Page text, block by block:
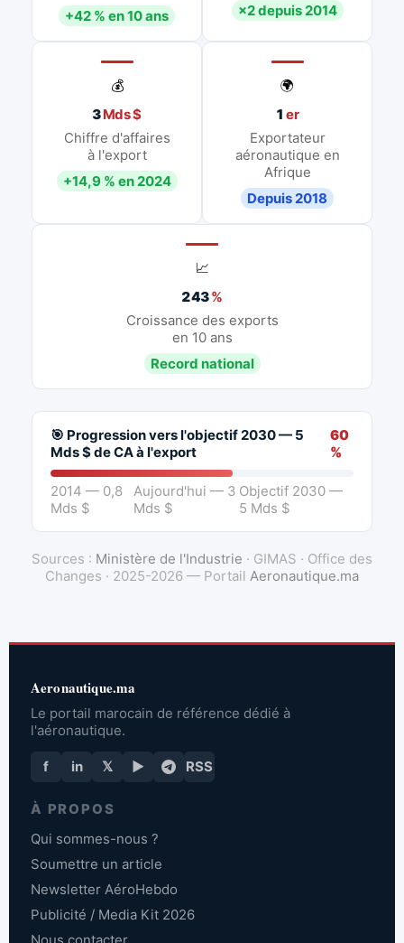
+42 % en 10 ans
×2 depuis 2014
💰
3Mds $
Chiffre d'affaires
à l'export
+14,9 % en 2024
🌍
1 er
Exportateur
aéronautique en
Afrique
Depuis 2018
📈
243%
Croissance des exports
en 10 ans
Record national
🎯 Progression vers l'objectif 2030 — 5
Mds $ de CA à l'export
60
%
2014 — 0,8
Mds $
Aujourd'hui — 3
Mds $
Objectif 2030 —
5 Mds $
Sources : Ministère de l'Industrie · GIMAS · Office des
Changes · 2025-2026 — Portail Aeronautique.ma
Aeronautique.ma
Le portail marocain de référence dédié à
l'aéronautique.
f in 𝕏 ▶ RSS
À PROPOS
Qui sommes-nous ?
Soumettre un article
Newsletter AéroHebdo
Publicité / Media Kit 2026
Nous contacter